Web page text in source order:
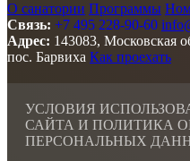
О санатории Программы
Связь: +7 495 228-90-60
Адрес: 143083, Московская
пос. Барвиха Как проехать
УСЛОВИЯ
САЙТА И ПОЛИТИКА
ПЕРСОНАЛЬНЫХ